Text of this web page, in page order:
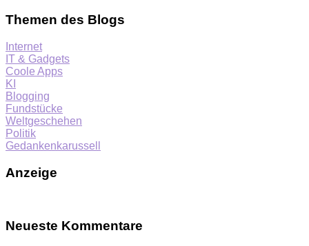
Themen des Blogs
Internet
IT & Gadgets
Coole Apps
KI
Blogging
Fundstücke
Weltgeschehen
Politik
Gedankenkarussell
Anzeige
Neueste Kommentare